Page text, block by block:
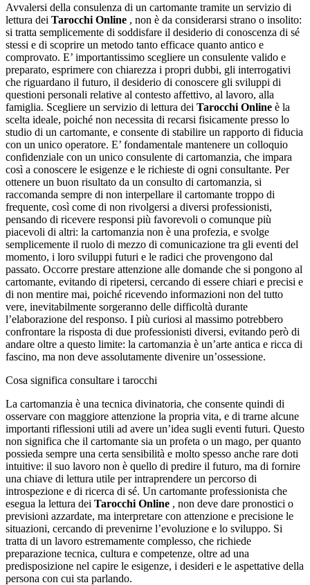
Avvalersi della consulenza di un cartomante tramite un servizio di
lettura dei Tarocchi Online , non è da considerarsi strano o insolito:
si tratta semplicemente di soddisfare il desiderio di conoscenza di sé
stessi e di scoprire un metodo tanto efficace quanto antico e
comprovato. E’ importantissimo scegliere un consulente valido e
preparato, esprimere con chiarezza i propri dubbi, gli interrogativi
che riguardano il futuro, il desiderio di conoscere gli sviluppi di
questioni personali relative al contesto affettivo, al lavoro, alla
famiglia. Scegliere un servizio di lettura dei Tarocchi Online è la
scelta ideale, poiché non necessita di recarsi fisicamente presso lo
studio di un cartomante, e consente di stabilire un rapporto di fiducia
con un unico operatore. E’ fondamentale mantenere un colloquio
confidenziale con un unico consulente di cartomanzia, che impara
così a conoscere le esigenze e le richieste di ogni consultante. Per
ottenere un buon risultato da un consulto di cartomanzia, si
raccomanda sempre di non interpellare il cartomante troppo di
frequente, così come di non rivolgersi a diversi professionisti,
pensando di ricevere responsi più favorevoli o comunque più
piacevoli di altri: la cartomanzia non è una profezia, e svolge
semplicemente il ruolo di mezzo di comunicazione tra gli eventi del
momento, i loro sviluppi futuri e le radici che provengono dal
passato. Occorre prestare attenzione alle domande che si pongono al
cartomante, evitando di ripetersi, cercando di essere chiari e precisi e
di non mentire mai, poiché ricevendo informazioni non del tutto
vere, inevitabilmente sorgeranno delle difficoltà durante
l’elaborazione del responso. I più curiosi al massimo potrebbero
confrontare la risposta di due professionisti diversi, evitando però di
andare oltre a questo limite: la cartomanzia è un’arte antica e ricca di
fascino, ma non deve assolutamente divenire un’ossessione.
Cosa significa consultare i tarocchi
La cartomanzia è una tecnica divinatoria, che consente quindi di
osservare con maggiore attenzione la propria vita, e di trarne alcune
importanti riflessioni utili ad avere un’idea sugli eventi futuri. Questo
non significa che il cartomante sia un profeta o un mago, per quanto
possieda sempre una certa sensibilità e molto spesso anche rare doti
intuitive: il suo lavoro non è quello di predire il futuro, ma di fornire
una chiave di lettura utile per intraprendere un percorso di
introspezione e di ricerca di sé. Un cartomante professionista che
esegua la lettura dei Tarocchi Online , non deve dare pronostici o
previsioni azzardate, ma interpretare con attenzione e precisione le
situazioni, cercando di prevenirne l’evoluzione e lo sviluppo. Si
tratta di un lavoro estremamente complesso, che richiede
preparazione tecnica, cultura e competenze, oltre ad una
predisposizione nel capire le esigenze, i desideri e le aspettative della
persona con cui sta parlando.